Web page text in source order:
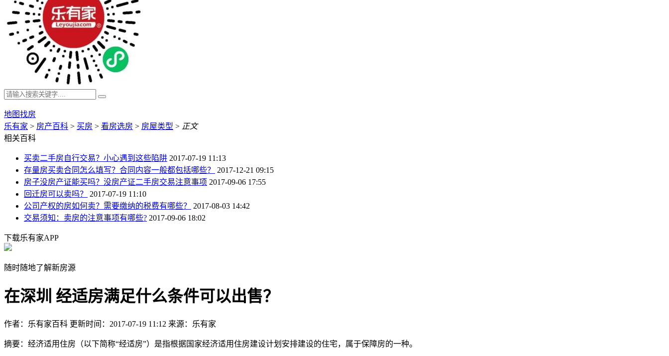
地图找房
乐有家 > 房产百科 > 买房 > 看房选房 > 房屋类型 > 正文
相关百科
买卖二手房自行交易？小心遇到这些陷阱 2017-07-19 11:13
存量房买卖合同怎么填写？合同内容一般都包括哪些？
2017-12-21 09:15
房子没房产证能买吗？没房产证二手房交易注意事项 2017-09-06 17:55
回迁房可以卖吗？
2017-07-19 11:10
公司产权的房如何卖？需要缴纳的税费有哪些？
2017-08-03 14:42
交易须知：卖房的注意事项有哪些? 2017-09-06 18:02
下载乐有家APP
随时随地了解新房源
在深圳 经适房满足什么条件可以出售？
作者：乐有家百科 更新时间：2017-07-19 11:12 来源：乐有家
摘要： 经济适用住房（以下简称“经适房”）是指根据国家经济适用住房建设计划安排建设的住宅，属于保障房的一种。